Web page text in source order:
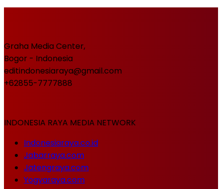
Graha Media Center,
Bogor - Indonesia
editindonesiaraya@gmail.com
+62855-7777888
INDONESIA RAYA MEDIA NETWORK
Indonesiaraya.co.id
Jabarraya.com
Jatengraya.com
Yogyaraya.com